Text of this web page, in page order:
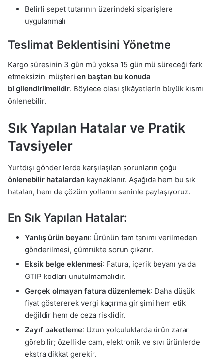
Belirli sepet tutarının üzerindeki siparişlere
uygulanmalı
Teslimat Beklentisini Yönetme
Kargo süresinin 3 gün mü yoksa 15 gün mü süreceği fark
etmeksizin, müşteri en baştan bu konuda
bilgilendirilmelidir. Böylece olası şikâyetlerin büyük kısmı
önlenebilir.
Sık Yapılan Hatalar ve Pratik
Tavsiyeler
Yurtdışı gönderilerde karşılaşılan sorunların çoğu
önlenebilir hatalardan kaynaklanır. Aşağıda hem bu sık
hataları, hem de çözüm yollarını seninle paylaşıyoruz.
En Sık Yapılan Hatalar:
Yanlış ürün beyanı: Ürünün tam tanımı verilmeden
gönderilmesi, gümrükte sorun çıkarır.
Eksik belge eklenmesi: Fatura, içerik beyanı ya da
GTIP kodları unutulmamalıdır.
Gerçek olmayan fatura düzenlemek: Daha düşük
fiyat göstererek vergi kaçırma girişimi hem etik
değildir hem de ceza risklidir.
Zayıf paketleme: Uzun yolculuklarda ürün zarar
görebilir; özellikle cam, elektronik ve sıvı ürünlerde
ekstra dikkat gerekir.